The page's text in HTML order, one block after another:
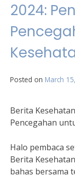
2024:
Posted on March
Berita
Pencegahan
Halo pembaca
Berita
bahas bersama